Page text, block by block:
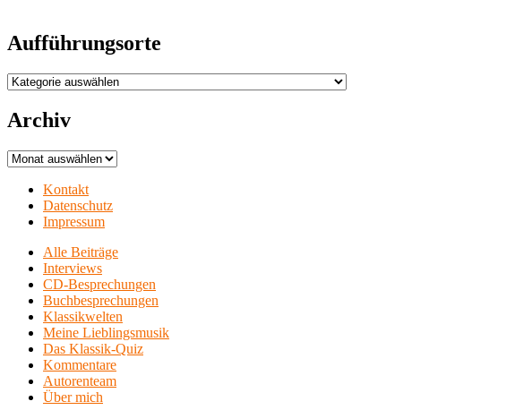
Aufführungsorte
Aufführungsorte
Archiv
Archiv
Kontakt
Datenschutz
Impressum
Alle Beiträge
Interviews
CD-Besprechungen
Buchbesprechungen
Klassikwelten
Meine Lieblingsmusik
Das Klassik-Quiz
Kommentare
Autorenteam
Über mich